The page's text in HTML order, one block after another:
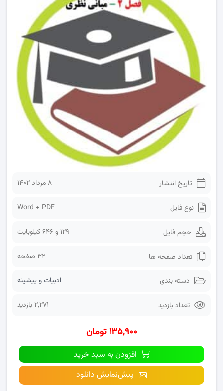
تاریخ انتشار ۸ مرداد ۱۴۰۲
نوع فایل Word + PDF
حجم فایل 129 و 646 کیلوبایت
تعداد صفحه ها 32 صفحه
دسته بندی ادبیات و پیشینه
تعداد بازدید 2,271 بازدید
۱۳۵,۹۰۰ تومان
افزودن به سبد خرید
پیش‌نمایش دانلود